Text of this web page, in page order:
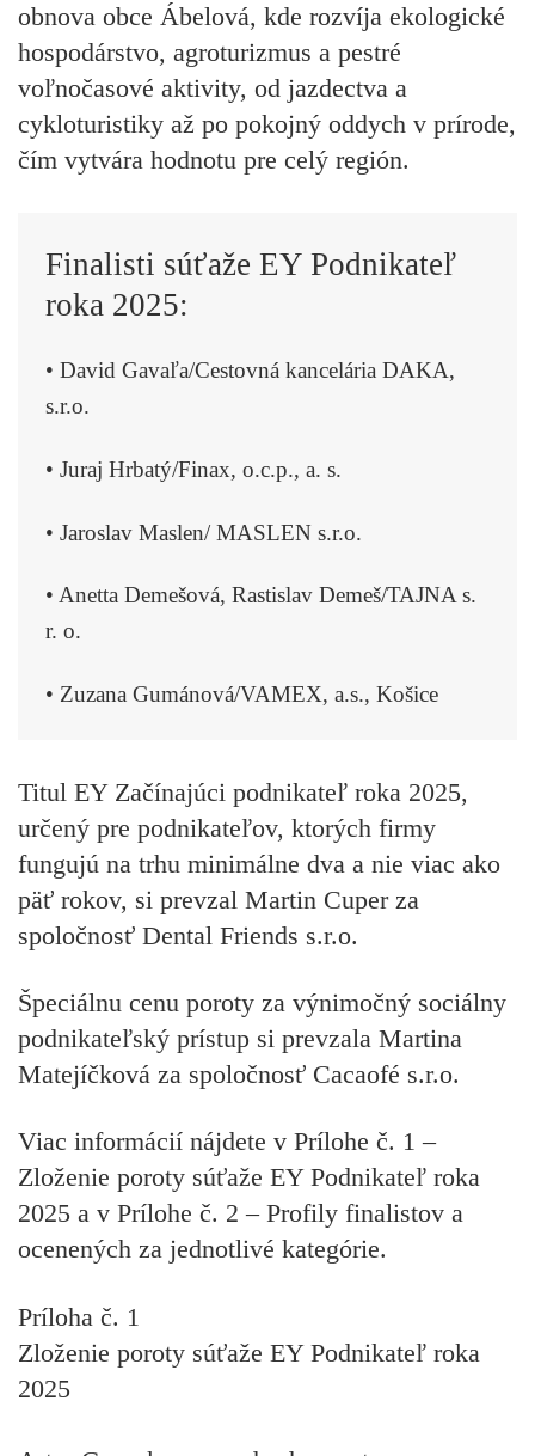
obnova obce Ábelová, kde rozvíja ekologické
hospodárstvo, agroturizmus a pestré
voľnočasové aktivity, od jazdectva a
cykloturistiky až po pokojný oddych v prírode,
čím vytvára hodnotu pre celý región.
Finalisti súťaže EY Podnikateľ
roka 2025:
• David Gavaľa/Cestovná kancelária DAKA,
s.r.o.
• Juraj Hrbatý/Finax, o.c.p., a. s.
• Jaroslav Maslen/ MASLEN s.r.o.
• Anetta Demešová, Rastislav Demeš/TAJNA s.
r. o.
• Zuzana Gumánová/VAMEX, a.s., Košice
Titul EY Začínajúci podnikateľ roka 2025,
určený pre podnikateľov, ktorých firmy
fungujú na trhu minimálne dva a nie viac ako
päť rokov, si prevzal Martin Cuper za
spoločnosť Dental Friends s.r.o.
Špeciálnu cenu poroty za výnimočný sociálny
podnikateľský prístup si prevzala Martina
Matejíčková za spoločnosť Cacaofé s.r.o.
Viac informácií nájdete v Prílohe č. 1 –
Zloženie poroty súťaže EY Podnikateľ roka
2025 a v Prílohe č. 2 – Profily finalistov a
ocenených za jednotlivé kategórie.
Príloha č. 1
Zloženie poroty súťaže EY Podnikateľ roka
2025